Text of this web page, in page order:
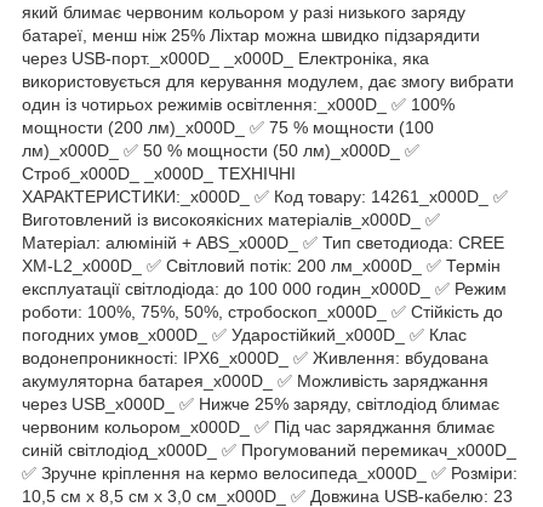
який блимає червоним кольором у разі низького заряду
батареї, менш ніж 25% Ліхтар можна швидко підзарядити
через USB-порт._x000D_ _x000D_ Електроніка, яка
використовується для керування модулем, дає змогу вибрати
один із чотирьох режимів освітлення:_x000D_ ✅ 100%
мощности (200 лм)_x000D_ ✅ 75 % мощности (100
лм)_x000D_ ✅ 50 % мощности (50 лм)_x000D_ ✅
Строб_x000D_ _x000D_ ТЕХНІЧНІ
ХАРАКТЕРИСТИКИ:_x000D_ ✅ Код товару: 14261_x000D_ ✅
Виготовлений із високоякісних матеріалів_x000D_ ✅
Матеріал: алюміній + ABS_x000D_ ✅ Тип светодиода: CREE
XM-L2_x000D_ ✅ Світловий потік: 200 лм_x000D_ ✅ Термін
експлуатації світлодіода: до 100 000 годин_x000D_ ✅ Режим
роботи: 100%, 75%, 50%, стробоскоп_x000D_ ✅ Стійкість до
погодних умов_x000D_ ✅ Ударостійкий_x000D_ ✅ Клас
водонепроникності: IPX6_x000D_ ✅ Живлення: вбудована
акумуляторна батарея_x000D_ ✅ Можливість заряджання
через USB_x000D_ ✅ Нижче 25% заряду, світлодіод блимає
червоним кольором_x000D_ ✅ Під час заряджання блимає
синій світлодіод_x000D_ ✅ Прогумований перемикач_x000D_
✅ Зручне кріплення на кермо велосипеда_x000D_ ✅ Розміри:
10,5 см х 8,5 см х 3,0 см_x000D_ ✅ Довжина USB-кабелю: 23